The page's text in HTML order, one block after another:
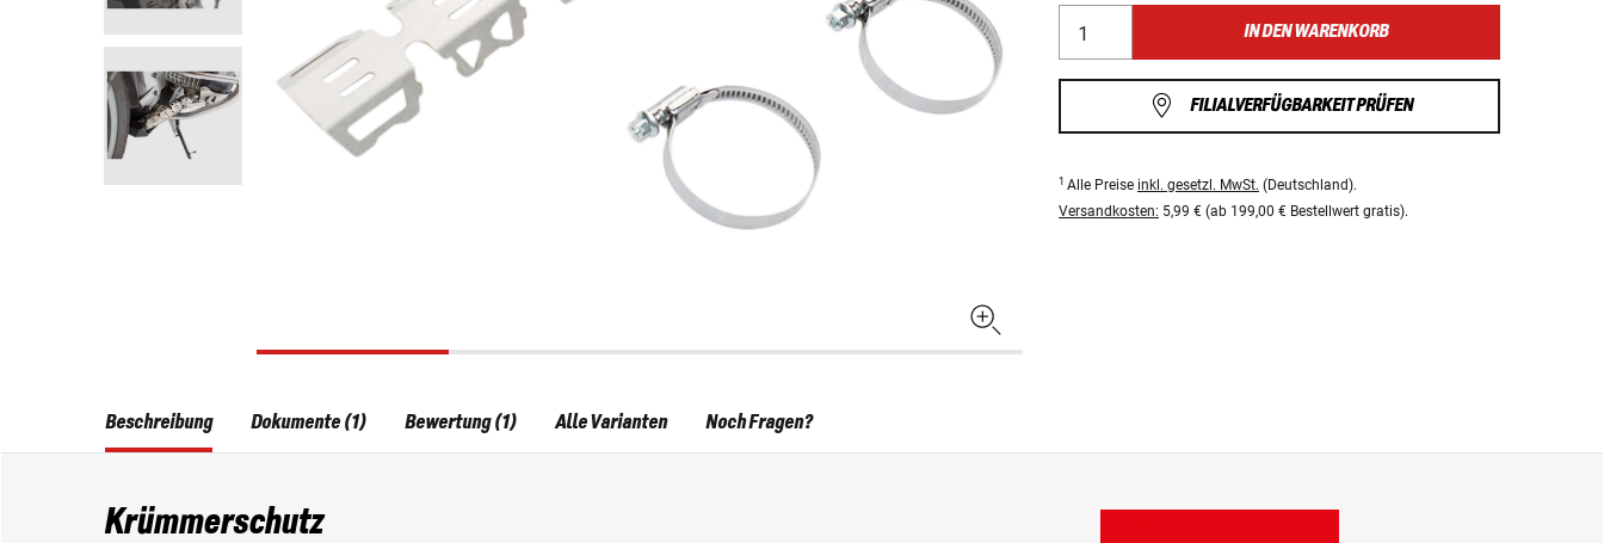
IN DEN WARENKORB
FILIALVERFÜGBARKEIT PRÜFEN
1 Alle Preise inkl. gesetzl. MwSt. (Deutschland).
Versandkosten: 5,99 € (ab 199,00 € Bestellwert gratis).
Beschreibung
Krümmerschutz
Dokumente (1) Bewertung (1) Alle Varianten Noch Fragen?